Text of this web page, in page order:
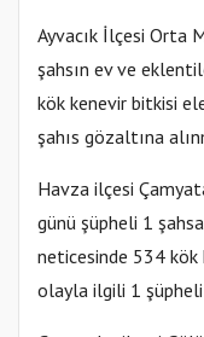
Ayvacık İlçesi Orta
şahsın ev ve
kök kenevir bitkisi
şahıs gözaltına
Havza ilçesi
günü şüpheli 1
neticesinde 534
olayla ilgili 1 şüpheli